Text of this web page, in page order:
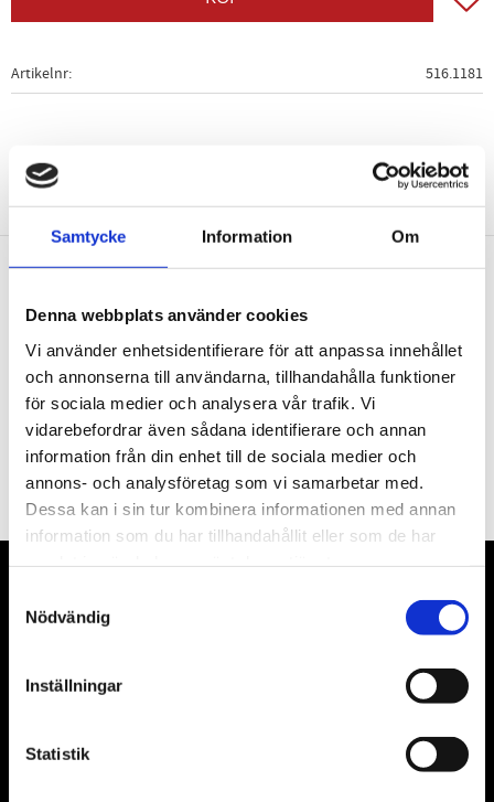
Samtycke Information Om
Denna webbplats använder cookies
Vi använder enhetsidentifierare för att anpassa innehållet
och annonserna till användarna, tillhandahålla funktioner
för sociala medier och analysera vår trafik. Vi
vidarebefordrar även sådana identifierare och annan
information från din enhet till de sociala medier och
annons- och analysföretag som vi samarbetar med.
Dessa kan i sin tur kombinera informationen med annan
information som du har tillhandahållit eller som de har
Nödvändig
Inställningar
Statistik
Artikelnr 516.1181
Nyhetsbrev
PRENUMERERA
Dina personuppgifter behandlas i enlighet med vårintegritetspolicy
Våra främsta leverantörer är KS Tools verktyg, ATH billyftar
& däckmaskiner och Master luftmaskiner. Kontakta oss
gärna om vad som helst då vi gör vårt yttersta för att hjälpa